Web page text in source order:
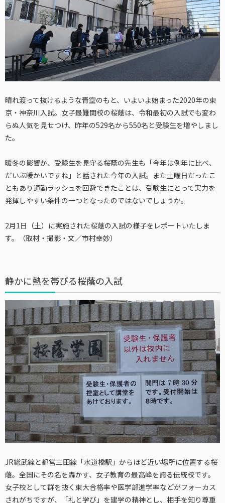
晴れ渡って抜けるような青空のもと、いよいよ始まった2020年の東
京・神奈川入試。女子最難関校の桜蔭は、令和最初の入試でも変わ
らぬ人気を見せつけ、昨年の529名から550名と受験生を増やしまし
た。
暖冬の影響か、受験生を見守る桜蔭の先生も「今年は例年に比べ、
だいぶ暖かいですね」と話された今年の入試。また土曜日だったこ
ともあり通勤ラッシュを回避できたことは、受験生にとって実力を
発揮しやすい条件の一つとなったのではないでしょうか。
2月1日（土）に実施された桜蔭の入試の様子をレポートいたしま
す。（取材・撮影・文／市村幸妙）
静かに熱を帯びる桜蔭の入試
JR総武線と都営三田線「水道橋駅」からほど近い場所に位置する桜
蔭。全国にその名を轟かす、女子教育の最高峰を誇る伝統校です。
女子校として群を抜く東大合格率や医学部進学率などがフォーカス
されがちですが、「礼と学び」を建学の精神とし、相手を知り尊重